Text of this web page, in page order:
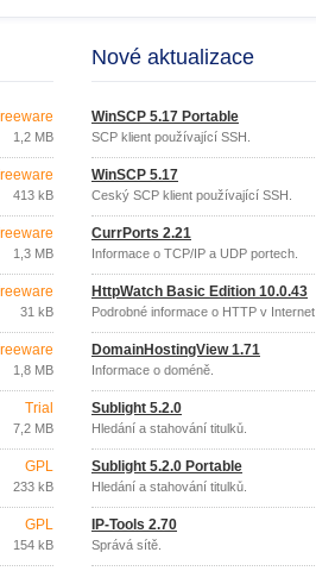
1,2 MB
413 kB
1,3 MB
31 kB
1,8 MB
Trial
7,2 MB
GPL
233 kB
GPL
154 kB
Nové aktualizace
WinSCP 5.17 Portable
SCP klient používající SSH.
WinSCP 5.17
Český SCP klient používající SSH.
CurrPorts 2.21
Informace o TCP/IP a UDP portech.
HttpWatch Basic Edition 10.0.43
Podrobné informace o HTTP v Internet
DomainHostingView 1.71
Informace o doméně.
Sublight 5.2.0
Hledání a stahování titulků.
Sublight 5.2.0 Portable
Hledání a stahování titulků.
IP-Tools 2.70
Správá sítě.